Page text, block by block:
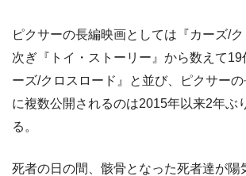
ピクサーの長編映画としては『カーズ/
次ぎ『トイ・ストーリー』から数えて19
ーズ/クロスロード』と並び、ピクサー
に複数公開されるのは2015年以来2年ぶ
る。
死者の日の間、骸骨となった死者達が陽